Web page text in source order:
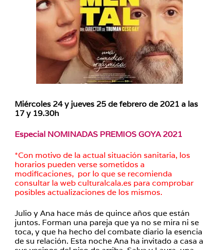
Miércoles 24 y jueves 25 de febrero de 2021 a las
17 y 19.30h
Especial NOMINADAS PREMIOS GOYA 2021
*Con motivo de la actual situación sanitaria, los
horarios pueden verse sometidos a
modificaciones, por lo que se recomienda
consultar la web culturalcala.es para comprobar
posibles actualizaciones de los mismos.
Julio y Ana hace más de quince años que están
juntos. Forman una pareja que ya no se mira ni se
toca, y que ha hecho del combate diario la esencia
de su relación. Esta noche Ana ha invitado a casa a